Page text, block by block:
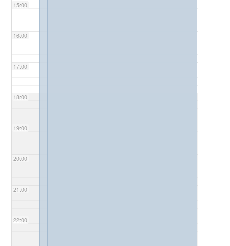
15:00
16:00
17:00
18:00
19:00
20:00
21:00
22:00